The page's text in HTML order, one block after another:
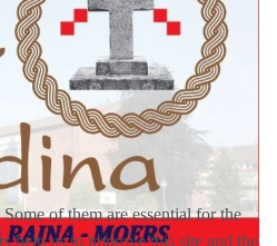
of them are essential for the
help us to improve this site and the